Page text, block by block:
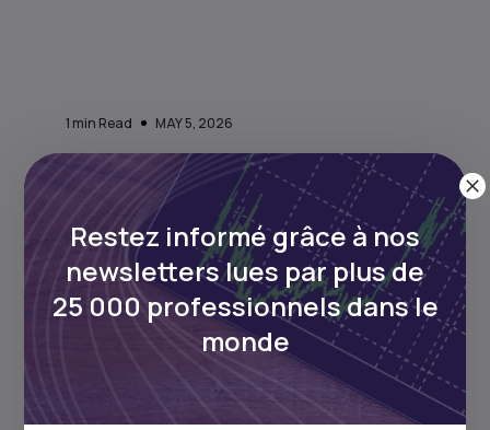
1 min Read MAY 5, 2026
Comment investir en Afrique
depuis le ...
Comment Daba simplifie l’investissement en
Afrique pour la diaspora canadienne
Restez informé grâce à nos
newsletters lues par plus de
25 000 professionnels dans le
monde